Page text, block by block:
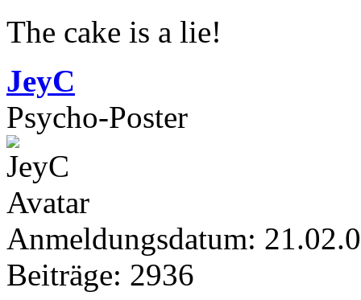
The cake is a lie!
JeyC
Psycho-Poster
Anmeldungsdatum:
Beiträge: 2936